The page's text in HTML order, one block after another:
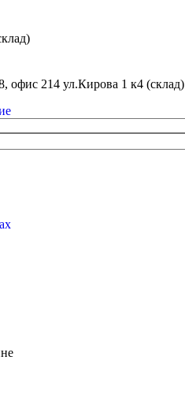
офис 214 ул.Кирова 1 к4 (склад)